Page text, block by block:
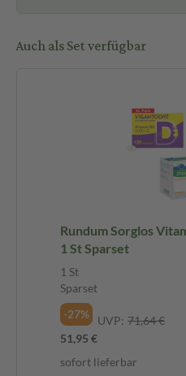
Auch als Set verfügbar
Rundum Sorglos
1 St Sparset
1 St
Sparset
-27%
UVP: 71,64 €
51,95 €
sofort lieferbar